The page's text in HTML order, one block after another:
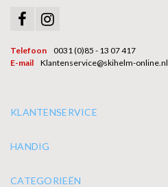
Telefoon
0031 (0)85 - 13 07 417
E-mail
Klantenservice@skihelm-online.nl
KLANTENSERVICE
HANDIG
CATEGORIEËN